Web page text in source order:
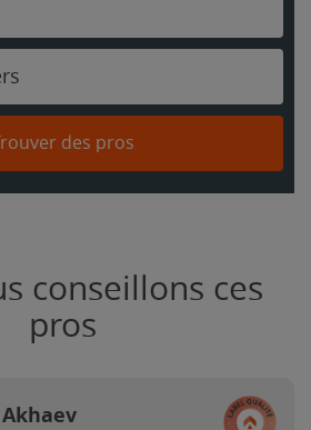
des pros
conseillons ces
pros